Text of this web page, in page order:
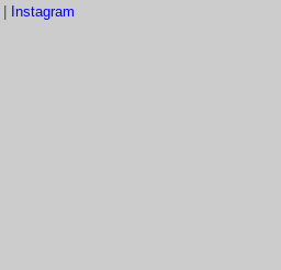
Instagram